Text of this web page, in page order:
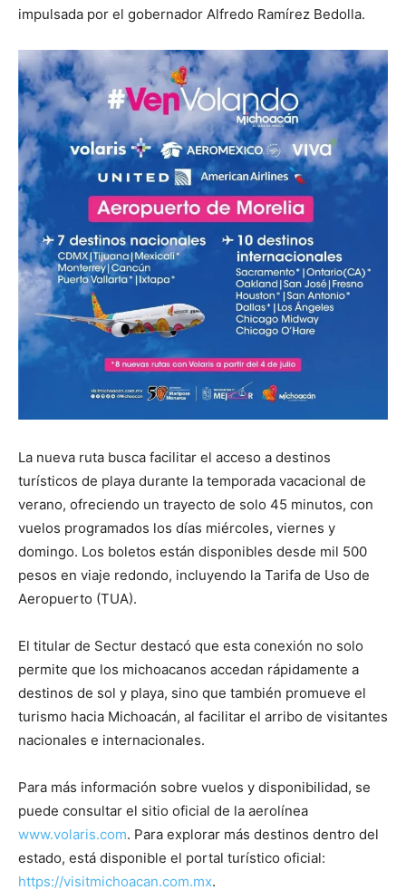
impulsada por el gobernador Alfredo Ramírez Bedolla.
La nueva ruta busca facilitar el acceso a destinos
turísticos de playa durante la temporada vacacional de
verano, ofreciendo un trayecto de solo 45 minutos, con
vuelos programados los días miércoles, viernes y
domingo. Los boletos están disponibles desde mil 500
pesos en viaje redondo, incluyendo la Tarifa de Uso de
Aeropuerto (TUA).
El titular de Sectur destacó que esta conexión no solo
permite que los michoacanos accedan rápidamente a
destinos de sol y playa, sino que también promueve el
turismo hacia Michoacán, al facilitar el arribo de visitantes
nacionales e internacionales.
Para más información sobre vuelos y disponibilidad, se
puede consultar el sitio oficial de la aerolínea
www.volaris.com. Para explorar más destinos dentro del
estado, está disponible el portal turístico oficial:
https://visitmichoacan.com.mx.